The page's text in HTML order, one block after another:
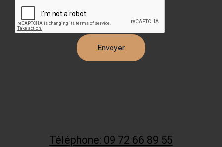
Téléphone: 09 72 66 89 55